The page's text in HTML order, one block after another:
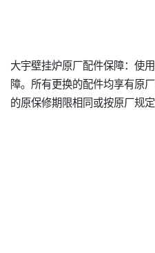
大宇壁挂炉原厂配件保障：使
障。所有更换的配件均享有原
的原保修期限相同或按原厂规定